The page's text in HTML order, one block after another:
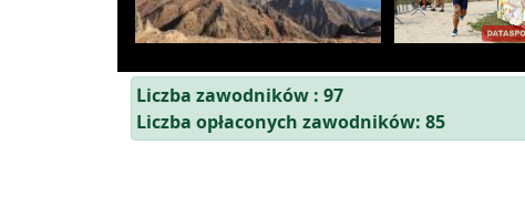
Liczba zawodników : 97
Liczba opłaconych zawodników: 85